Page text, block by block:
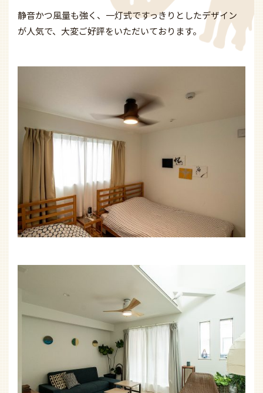
静音かつ風量も強く、一灯式ですっきりとしたデザイン
が人気で、大変ご好評をいただいております。